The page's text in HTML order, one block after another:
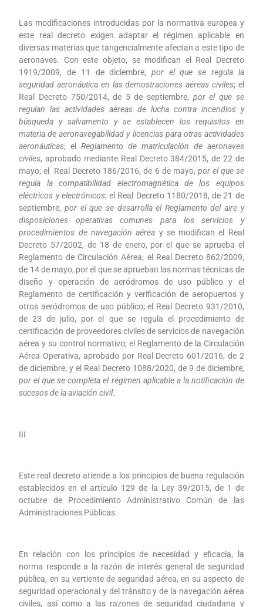
Las modificaciones introducidas por la normativa europea y
este real decreto exigen adaptar el régimen aplicable en
diversas materias que tangencialmente afectan a este tipo de
aeronaves. Con este objeto, se modifican el Real Decreto
1919/2009, de 11 de diciembre, por el que se regula la
seguridad aeronáutica en las demostraciones aéreas civiles; el
Real Decreto 750/2014, de 5 de septiembre, por el que se
regulan las actividades aéreas de lucha contra incendios y
búsqueda y salvamento y se establecen los requisitos en
materia de aeronavegabilidad y licencias para otras actividades
aeronáuticas; elReglamento de matriculación de aeronaves
civiles, aprobado mediante Real Decreto 384/2015, de 22 de
mayo; el Real Decreto 186/2016, de 6 de mayo, por el que se
regula la compatibilidad electromagnética de los equipos
eléctricos y electrónicos; el Real Decreto 1180/2018, de 21 de
septiembre,por el que se desarrolla el Reglamento del aire y
disposiciones operativas comunes para los servicios y
procedimientos de navegación aérea y se modifican el Real
Decreto 57/2002, de 18 de enero, por el que se aprueba el
Reglamento de Circulación Aérea; el Real Decreto 862/2009,
de 14 de mayo, por el que se aprueban las normas técnicas de
diseño y operación de aeródromos de uso público y el
Reglamento de certificación y verificación de aeropuertos y
otros aeródromos de uso público; el Real Decreto 931/2010,
de 23 de julio, por el que se regula el procedimiento de
certificación de proveedores civiles de servicios de navegación
aérea y su control normativo; el Reglamento de la Circulación
Aérea Operativa, aprobado por Real Decreto 601/2016, de 2
de diciembre; y el Real Decreto 1088/2020, de 9 de diciembre,
por el que se completa el régimen aplicable a la notificación de
sucesos de la aviación civil.
III
Este real decreto atiende a los principios de buena regulación
establecidos en el artículo 129 de la Ley 39/2015, de 1 de
octubre de Procedimiento Administrativo Común de las
Administraciones Públicas.
En relación con los principios de necesidad y eficacia, la
norma responde a la razón de interés general de seguridad
pública, en su vertiente de seguridad aérea, en su aspecto de
seguridad operacional y del tránsito y de la navegación aérea
civiles, así como a las razones de seguridad ciudadana y